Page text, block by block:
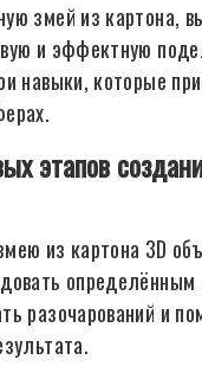
змей из картона,
и эффектную
навыки, которые
этапов
из картона 3D
разочарований и